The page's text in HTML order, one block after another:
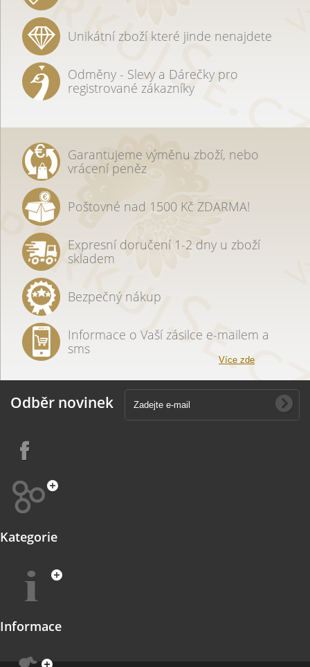
Unikátní zboží které jinde nenajdete
Odměny - Slevy a Dárečky pro
registrované zákazníky
Garantujeme výměnu zboží, nebo
vrácení peněz
Poštovné nad 1500 Kč ZDARMA!
Expresní doručení 1-2 dny u zboží
skladem
Bezpečný nákup
Informace o Vaší zásilce e-mailem a
sms
Více zde
Odběr novinek
Kategorie
Informace